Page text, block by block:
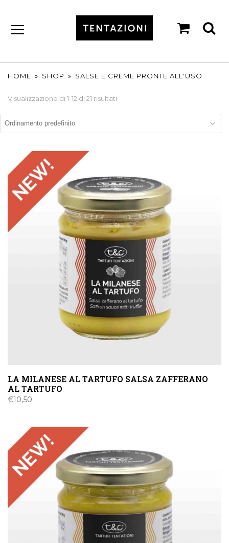
HOME » SHOP » SALSE E CREME PRONTE ALL'USO
Visualizzazione di 1-12 di 21 risultati
LA MILANESE AL TARTUFO SALSA ZAFFERANO
AL TARTUFO
€10,50